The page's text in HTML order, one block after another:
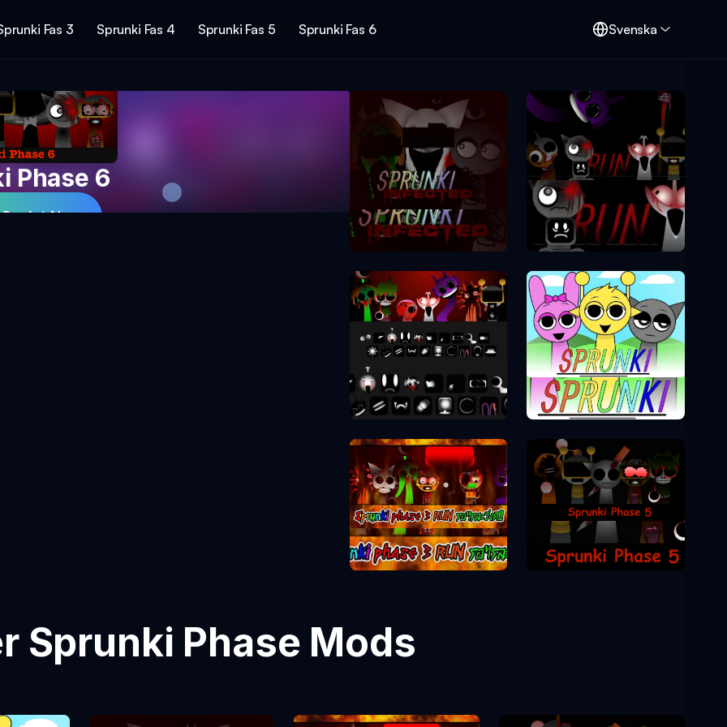
Fas 3 Sprunki Fas 4 Sprunki Fas 5 Sprunki Fas 6 Svenska
Phase 6
Nu
Sprunki Phase 2
Sprunki Phase 7
Sprunki Phase 10
Sprunki Phase 1
Sprunki Phase 3 Sprunki Phase 5
Sprunki Phase Mods